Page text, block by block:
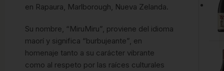
en Rapaura, Marlborough, Nueva Zelanda.
Su nombre, “MiruMiru”, proviene del idioma
maorí y significa “burbujeante”, en
homenaje tanto a su carácter vibrante
como al respeto por las raíces culturales